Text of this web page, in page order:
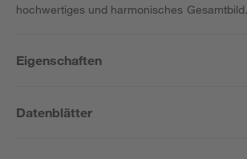
hochwertiges und harmonisches Gesamtbild.
Eigenschaften
Datenblätter